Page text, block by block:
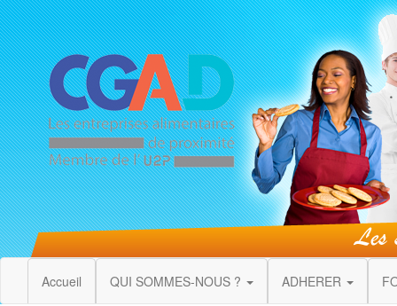
Accueil QUI SOMMES-NOUS ? ADHERER